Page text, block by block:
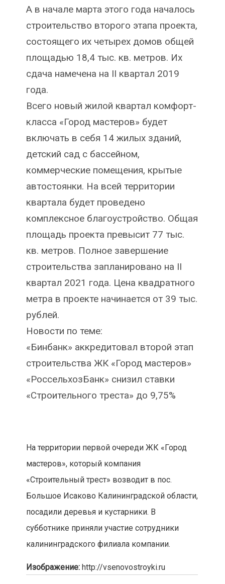
А в начале марта этого года началось
строительство второго этапа проекта,
состоящего их четырех домов общей
площадью 18,4 тыс. кв. метров. Их
сдача намечена на II квартал 2019
года.
Всего новый жилой квартал комфорт-
класса «Город мастеров» будет
включать в себя 14 жилых зданий,
детский сад с бассейном,
коммерческие помещения, крытые
автостоянки. На всей территории
квартала будет проведено
комплексное благоустройство. Общая
площадь проекта превысит 77 тыс.
кв. метров. Полное завершение
строительства запланировано на II
квартал 2021 года. Цена квадратного
метра в проекте начинается от 39 тыс.
рублей.
Новости по теме:
«Бинбанк» аккредитовал второй этап
строительства ЖК «Город мастеров»
«РоссельхозБанк» снизил ставки
«Строительного треста» до 9,75%
На территории первой очереди ЖК «Город
мастеров», который компания
«Строительный трест» возводит в пос.
Большое Исаково Калининградской области,
посадили деревья и кустарники. В
субботнике приняли участие сотрудники
калининградского филиала компании.
Изображение: http://vsenovostroyki.ru